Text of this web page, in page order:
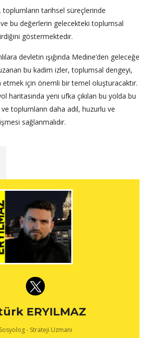
tarihsel süreçlerinde
ve bu değerlerin gelecekteki toplumsal
göstermektedir.
devletin ışığında Medine’den geleceğe
bu kadim izler, toplumsal dengeyi,
için önemli bir temel oluşturacaktır.
haritasında yeni ufka çıkılan bu yolda bu
toplumların daha adil, huzurlu ve
sağlanmalıdır.
ERYILMAZ
Sosyolog - Strateji Uzmanı